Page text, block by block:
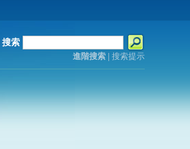
搜索
進階搜索| 搜索提示